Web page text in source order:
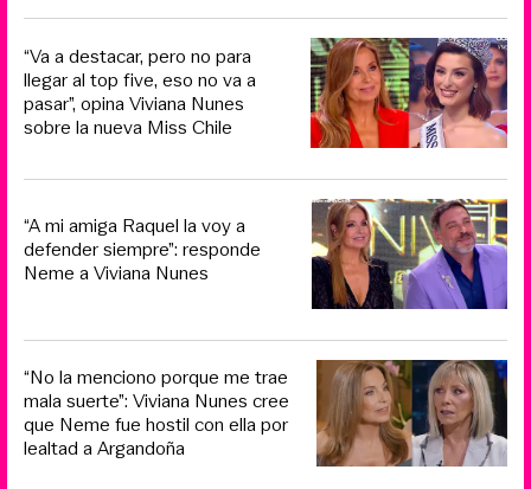
“Va a destacar, pero no para
llegar al top five, eso no va a
pasar”, opina Viviana Nunes
sobre la nueva Miss Chile
“A mi amiga Raquel la voy a
defender siempre”: responde
Neme a Viviana Nunes
“No la menciono porque me trae
mala suerte”: Viviana Nunes cree
que Neme fue hostil con ella por
lealtad a Argandoña